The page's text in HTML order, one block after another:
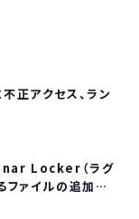
正アクセス、ラン
Locker（ラグ
ファイルの追加公